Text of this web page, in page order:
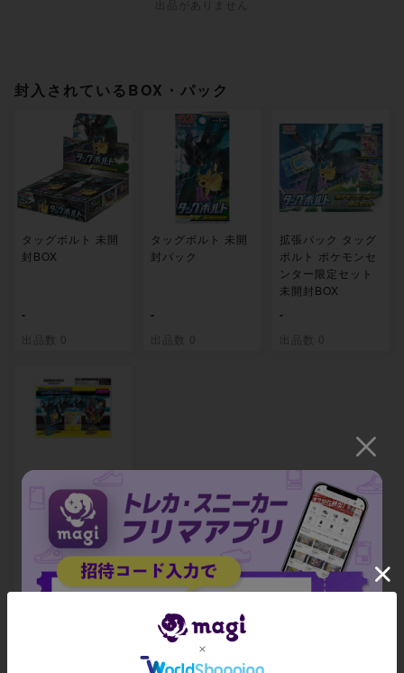
封入されているBOX・パック
タッグボルト 未開
封BOX
-
出品数 0
タッグボルト 未開
封パック
-
出品数 0
拡張パック タッグ
ボルト ポケモンセ
ンター限定セット
未開封BOX
-
出品数 0
拡張パック「タッ
グボルト」発売記
念 イオン限定スペ
シャルパック 未開
封BOX